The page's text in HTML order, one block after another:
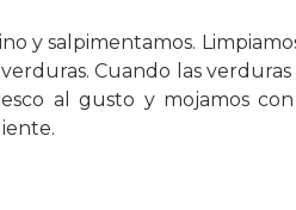
y salpimentamos.
Cuando las
al gusto y mojamos